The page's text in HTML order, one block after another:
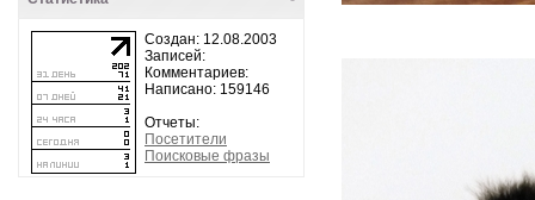
Создан: 12.08.2003
Записей:
Комментариев:
Написано: 159146
Отчеты:
Посетители
Поисковые фразы